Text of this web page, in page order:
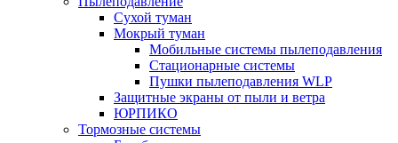
Сухой туман
Мокрый туман
Мобильные системы пылеподавления
Стационарные системы
Пушки пылеподавления WLP
Защитные экраны от пыли и ветра
ЮРПИКО
Тормозные системы